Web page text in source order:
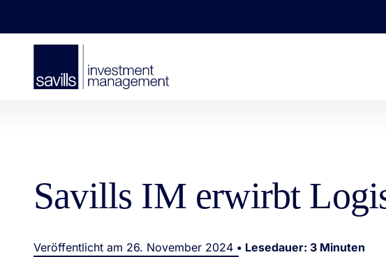
Savills IM erwirbt
Veröffentlicht am 26. November 2024 • Lesedauer: 3 Minuten